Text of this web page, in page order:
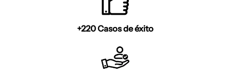
+220 Casos de éxito